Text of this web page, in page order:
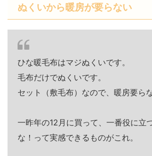
ぬくいから暖房が要らない
ひな暖毛布はマジぬくいです。
毛布だけでぬくいです。
セット（敷毛布）なので、暖房要ら
一昨年の12月に買って、一番役に立
な！って実感できるものがこれ。